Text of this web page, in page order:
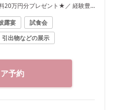
万円分プレゼント★／ 経験豊富
望の時期やご人数、ご予算に合
ではのご結婚式をご提案いたし
チャペルをご案内。開放感あふ
・結婚式相談会 ご予
露宴
試食会
引出物などの展示
予約